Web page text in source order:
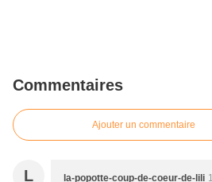
Commentaires
Ajouter un commentaire
L la-popotte-coup-de-coeur-de-lili